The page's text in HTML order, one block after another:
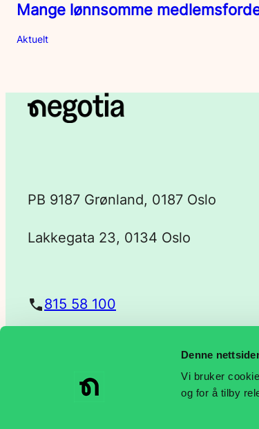
Denne
Vi bruker
og for å tilby
Mange lønnsomme
Aktuelt
PB 9187 Grønland, 0187 Oslo
Lakkegata 23, 0134 Oslo
815 58 100